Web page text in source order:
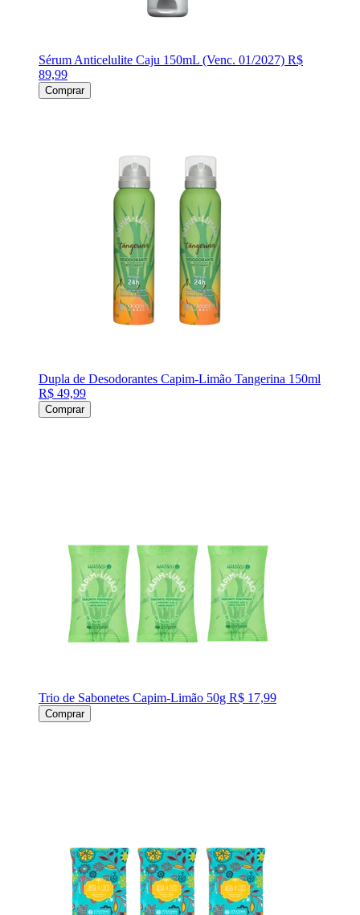
Sérum Anticelulite Caju 150mL (Venc. 01/2027) R$
89,99
Comprar
Dupla de Desodorantes Capim-Limão Tangerina 150ml
R$ 49,99
Comprar
Trio de Sabonetes Capim-Limão 50g R$ 17,99
Comprar